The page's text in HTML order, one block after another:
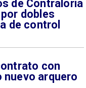
de Contraloría
dobles
de control
con
nuevo arquero